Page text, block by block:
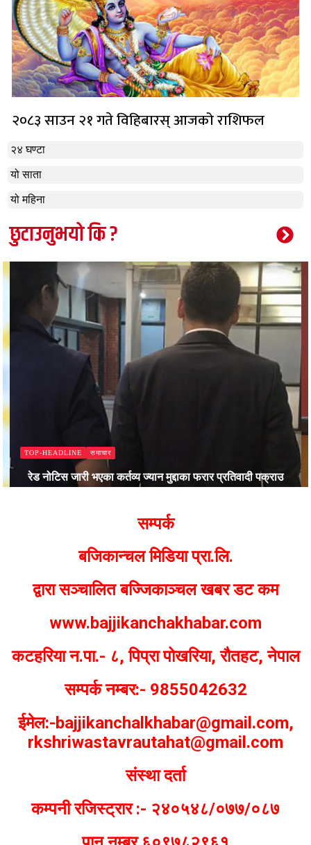
२४ घण्टा
यो साता
यो महिना
२०८३ साउन २१ गते विहिबारस् आजको राशिफल
छुटाउनुभयो कि ?
TOP-HEADLINE समाचार
रेड नोटिस जारी भएका कर्तव्य ज्यान मुद्दाका फरार प्रतिवादी पक्राउ
सम्पर्क
बजिकान्चल मिडिया प्रा.लि.
द्वारा सञ्चालित बज्जिकाञ्चल खबर डट कम
www.bajjikanchakhabar.com
कटहरिया न.पा.- ८, पिप्रा पोखरिया, रौतहट, नेपाल
सम्पर्क नम्बर:- 9855042632
ईमेल:-bajjikanchalkhabar@gmail.com,
rkshriwastavrautahat@gmail.com
संस्था दर्ता
कम्पनी रजिस्ट्रार :- २४०५४८/०७७/०८७